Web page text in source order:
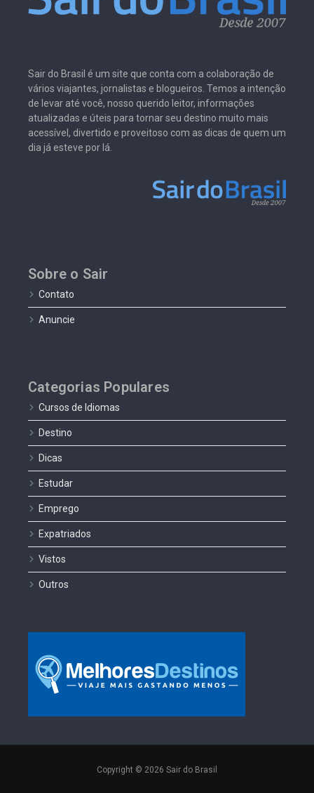
Sair do Brasil é um site que conta com a colaboração de
vários viajantes, jornalistas e blogueiros. Temos a intenção
de levar até você, nosso querido leitor, informações
atualizadas e úteis para tornar seu destino muito mais
acessível, divertido e proveitoso com as dicas de quem um
dia já esteve por lá.
Sobre o Sair
Contato
Anuncie
Categorias Populares
Cursos de Idiomas
Destino
Dicas
Estudar
Emprego
Expatriados
Vistos
Outros
Copyright © 2026 Sair do Brasil